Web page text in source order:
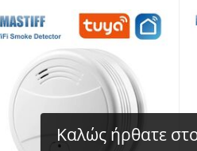
Καλώς ήρθατε